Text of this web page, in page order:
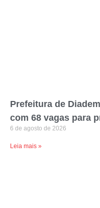
Prefeitura de
com 68 vagas para
6 de agosto de 2026
Leia mais »